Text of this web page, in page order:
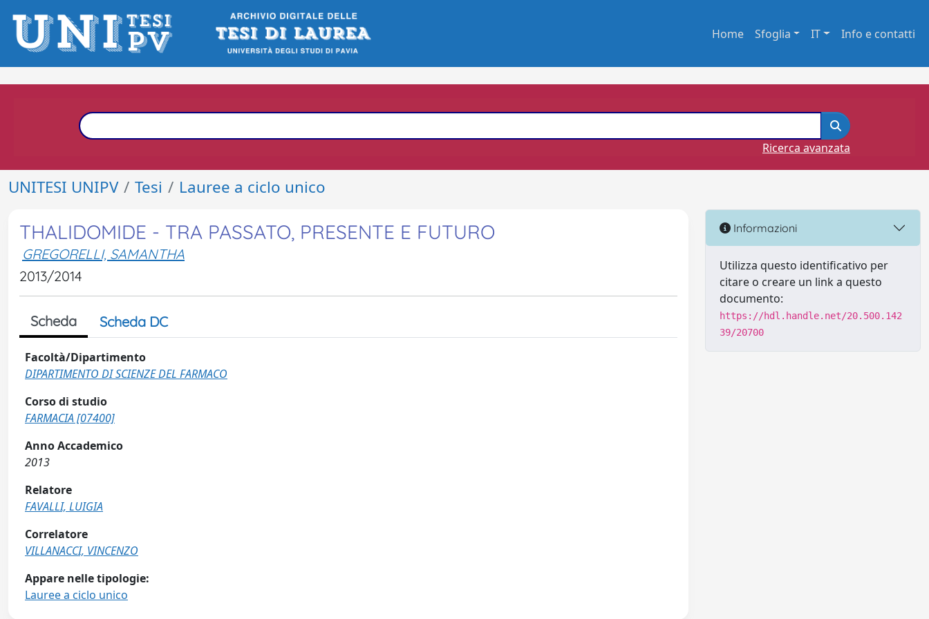
Home Sfoglia IT Info e contatti
Ricerca avanzata
UNITESI UNIPV Tesi Lauree a ciclo unico
THALIDOMIDE - TRA PASSATO, PRESENTE E FUTURO
GREGORELLI, SAMANTHA
2013/2014
Scheda Scheda DC
Facoltà/Dipartimento
DIPARTIMENTO DI SCIENZE DEL FARMACO
Corso di studio
FARMACIA [07400]
Anno Accademico
2013
Relatore
FAVALLI, LUIGIA
Correlatore
VILLANACCI, VINCENZO
Appare nelle tipologie:
Lauree a ciclo unico
Informazioni
Utilizza questo identificativo per
citare o creare un link a questo
documento:
https://hdl.handle.net/20.500.142
39/20700